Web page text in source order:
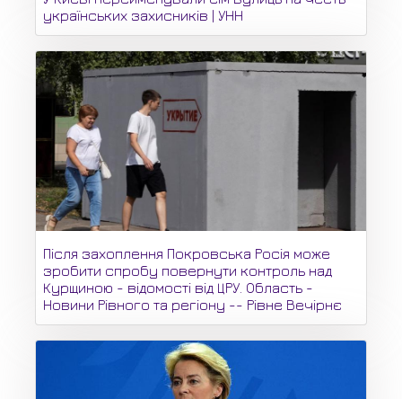
українських захисників | УНН
Після захоплення Покровська Росія може
зробити спробу повернути контроль над
Курщиною - відомості від ЦРУ. Область -
Новини Рівного та регіону -- Рівне Вечірнє